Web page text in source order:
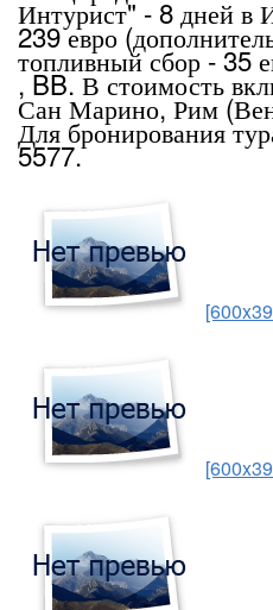
Интурист" - 8 дней в
239 евро
топливный сбор - 35
, BB. В стоимость
Сан Марино, Рим
Для бронирования
5577.